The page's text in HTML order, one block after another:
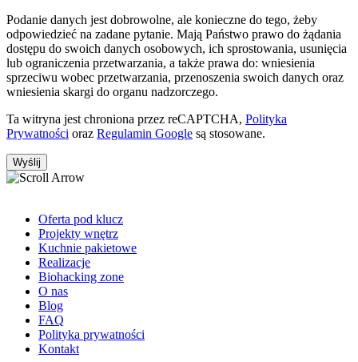
Podanie danych jest dobrowolne, ale konieczne do tego, żeby
odpowiedzieć na zadane pytanie. Mają Państwo prawo do żądania
dostępu do swoich danych osobowych, ich sprostowania, usunięcia
lub ograniczenia przetwarzania, a także prawa do: wniesienia
sprzeciwu wobec przetwarzania, przenoszenia swoich danych oraz
wniesienia skargi do organu nadzorczego.
Ta witryna jest chroniona przez reCAPTCHA, Polityka
Prywatności oraz Regulamin Google są stosowane.
Oferta pod klucz
Projekty wnętrz
Kuchnie pakietowe
Realizacje
Biohacking zone
O nas
Blog
FAQ
Polityka prywatności
Kontakt